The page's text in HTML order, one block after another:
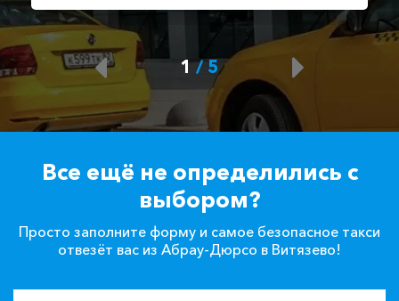
1/ 5
Все ещё не определились с
выбором?
Просто заполните форму и самое безопасное такси
отвезёт вас из Абрау-Дюрсо в Витязево!